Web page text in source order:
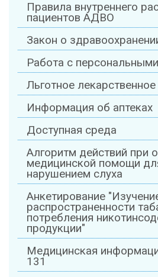
Правила внутреннего
пациентов АДВО
Закон о
Работа с
Льготное
Информация об аптеках
Доступная среда
Алгоритм действий при
медицинской помощи
нарушением слуха
Анкетирование
распространенности
потребления
продукции"
Медицинская
131